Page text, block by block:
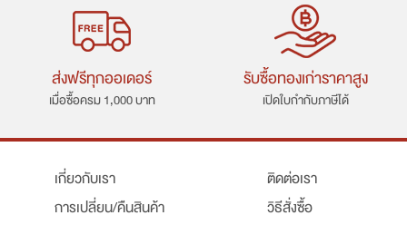
ส่งฟรีทุกออเดอร์
เมื่อซื้อครม 1,000 บาท
รับซื้อทองเก่าราคาสูง
เปิดใบกำกับภาษีได้
เกี่ยวกับเรา
การเปลี่ยน/คืนสินค้า
ติดต่อเรา
วิธีสั่งซื้อ